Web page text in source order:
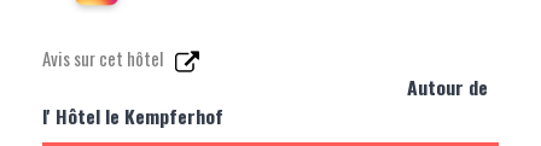
Avis sur cet hôtel
Autour de
l' Hôtel le Kempferhof